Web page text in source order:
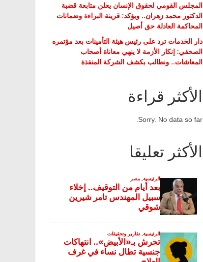
المجلس القومي لحقوق الإنسان يعلن متابعة قضية
الدكتور محمد زهران.. ويؤكد: قرينة البراءة وضمانات
المحاكمة العادلة حق أصيل
دار الخدمات ترد على رئيس هيئة التأمينات بعد مؤتمره
الصحفي: إنكار الأزمة لا ينهي معاناة أصحاب
المعاشات.. ونطالب بكشف الشركة المنفذة
الأكثر قراءة
Sorry. No data so far.
الأكثر تعليقا